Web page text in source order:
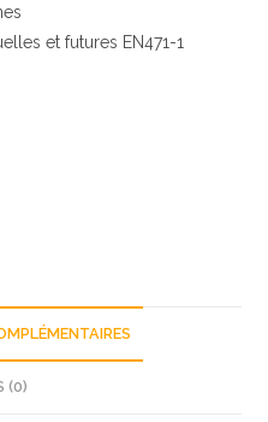
et futures EN471-1
(0)